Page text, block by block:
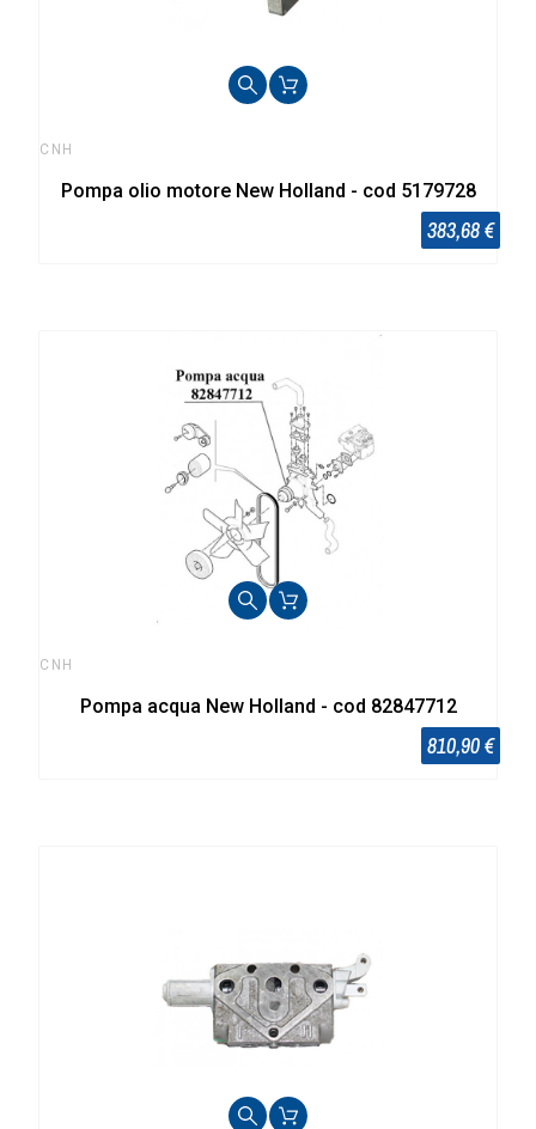
CNH
Pompa olio motore New Holland - cod 5179728
383,68 €
CNH
Pompa acqua New Holland - cod 82847712
810,90 €